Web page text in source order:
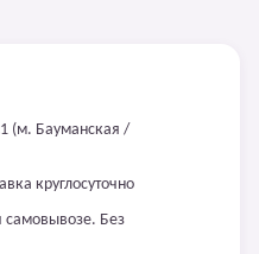
(м. Бауманская /
круглосуточно
самовывозе. Без